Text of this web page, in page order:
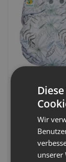
Doodush
fach PUL)
17,99 €-
Wir
unserer